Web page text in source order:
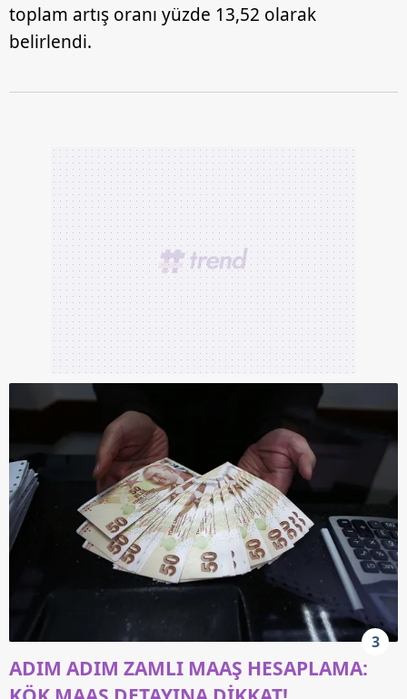
toplam artış oranı yüzde 13,52 olarak
belirlendi.
3
ADIM ADIM ZAMLI MAAŞ HESAPLAMA: